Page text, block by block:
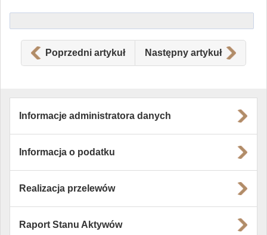
Poprzedni artykuł Następny artykuł
Informacje administratora danych
Informacja o podatku
Realizacja przelewów
Raport Stanu Aktywów